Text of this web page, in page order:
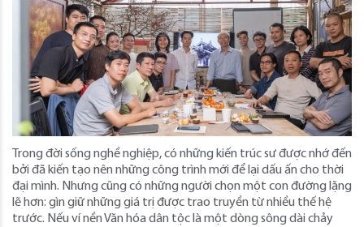
Trong đời sống nghề nghiệp, có những kiến trúc sư được nhớ đến
bởi đã kiến tạo nên những công trình mới để lại dấu ấn cho thời
đại mình. Nhưng cũng có những người chọn một con đường lặng
lẽ hơn: gìn giữ những giá trị được trao truyền từ nhiều thế hệ
trước. Nếu ví nền Văn hóa dân tộc là một dòng sông dài chảy